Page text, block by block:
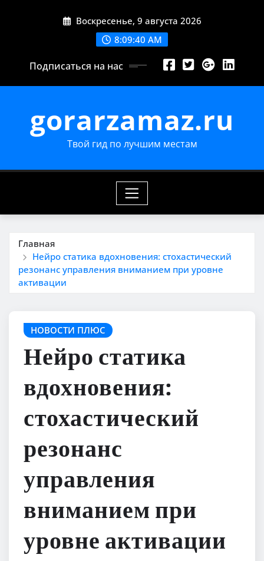
Воскресенье, 9 августа 2026
8:09:41 AM
Подписаться на нас
gorarzamaz.ru
Твой гид по лучшим местам
Главная
Нейро статика вдохновения: стохастический
резонанс управления вниманием при уровне
активации
НОВОСТИ ПЛЮС
Нейро статика
вдохновения:
стохастический
резонанс
управления
вниманием при
уровне активации